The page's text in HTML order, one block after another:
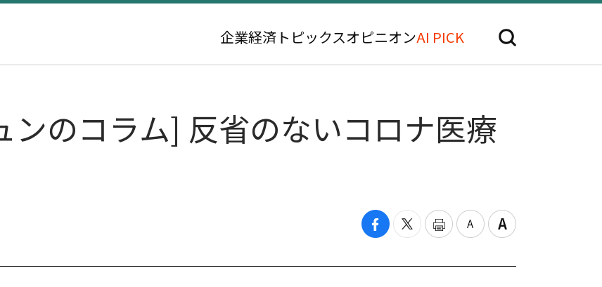
企業経済 トピックスオピニオンAI PICK
ンのコラム] 反省のないコロナ医療